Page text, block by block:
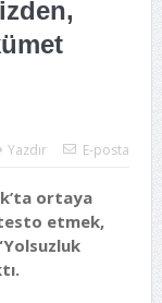
Yazdır
E-posta
ortaya
etmek,